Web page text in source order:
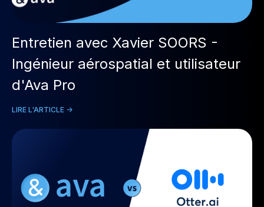
Entretien avec Xavier SOORS -
Ingénieur aérospatial et utilisateur
d'Ava Pro
LIRE L'ARTICLE ->